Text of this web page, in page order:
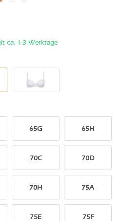
ca. 1-3 Werktage
65G 65H
70C 70D
70H 75A
75E 75F